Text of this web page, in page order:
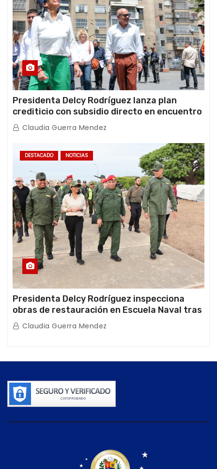
Presidenta Delcy Rodríguez lanza plan
crediticio con subsidio directo en encuentro
con Juntas de Condominio
Claudia Guerra Mendez
DESTACADO NOTICIAS
Presidenta Delcy Rodríguez inspecciona
obras de restauración en Escuela Naval tras
afectaciones sísmicas en La Guaira
Claudia Guerra Mendez